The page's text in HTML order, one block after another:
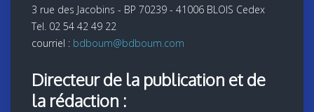
3 rue des Jacobins - BP 70239 - 41006 BLOIS Cedex
Tel. 02 54 42 49 22
courriel : bdboum@bdboum.com
Directeur de la publication et de
la rédaction :